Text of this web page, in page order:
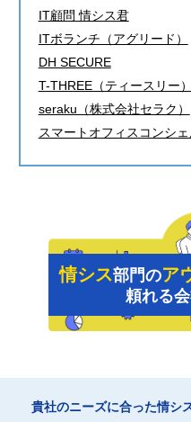
IT顧問 情シス君
ITボランチ（アグリード）
DH SECURE
T-THREE（ティースリー）
seraku（株式会社セラク）
スマートオフィスコンシェ
情シス部門のア
頼れる
貴社のニーズに合った情シ